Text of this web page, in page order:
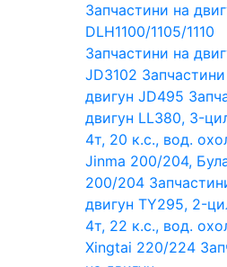
Запчастини на
DLH1100/1105/1110
Запчастини на
JD3102
двигун JD495
двигун LL380, 3-
4т, 20 к.с., вод.
Jinma 200/204,
200/204
двигун TY295, 2-
4т, 22 к.с., вод.
Xingtai 220/224